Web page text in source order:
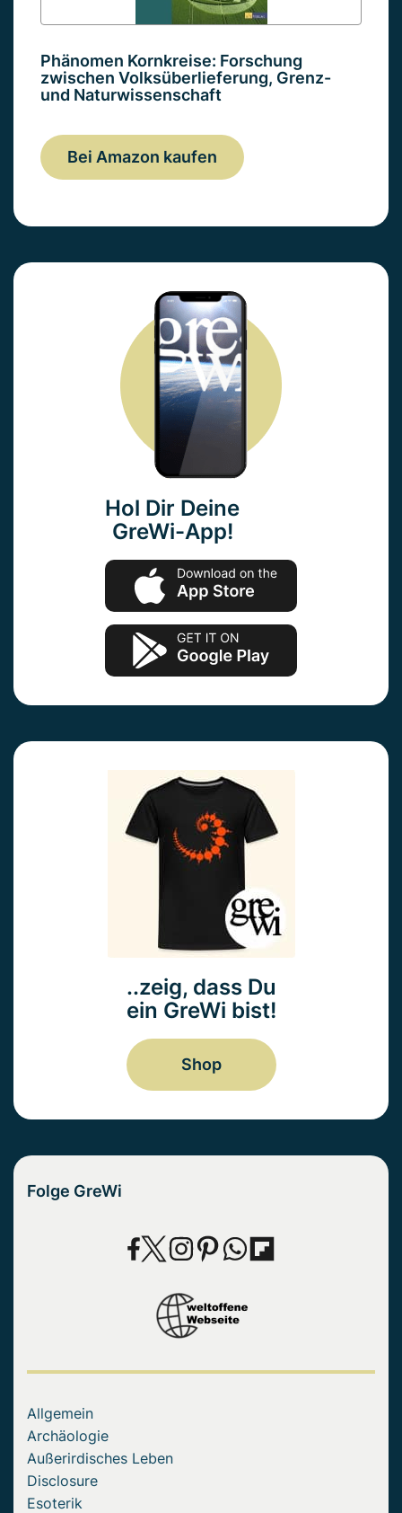
Phänomen Kornkreise: Forschung
zwischen Volksüberlieferung, Grenz-
und Naturwissenschaft
Bei Amazon kaufen
Hol Dir Deine
GreWi-App!
..zeig, dass Du
ein GreWi bist!
Shop
Folge GreWi
Allgemein
Archäologie
Außerirdisches Leben
Disclosure
Esoterik